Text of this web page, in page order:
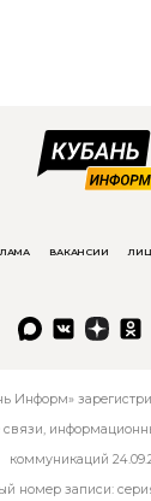
ВАКАНСИИ
Информ»
связи,
коммуникаций
номер записи: